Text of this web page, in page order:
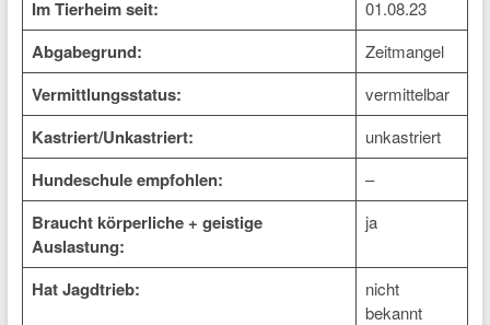
Im Tierheim seit: 01.08.23
Abgabegrund: Zeitmangel
Vermittlungsstatus: vermittelbar
Kastriert/Unkastriert: unkastriert
Hundeschule empfohlen: –
Braucht körperliche + geistige
Auslastung:
ja
Hat Jagdtrieb:
nicht
bekannt